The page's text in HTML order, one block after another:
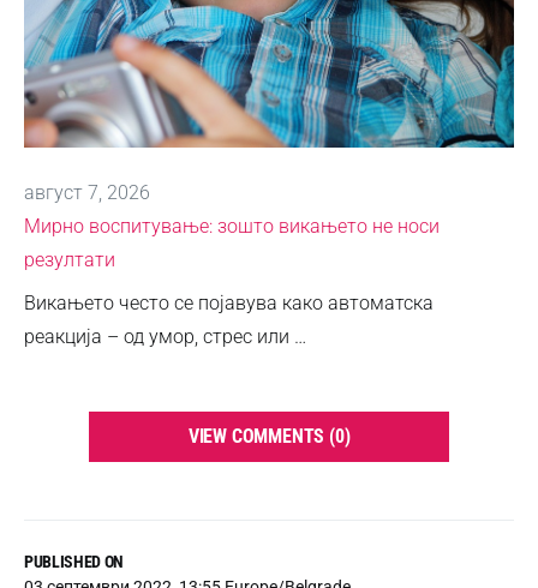
PUBLISHED ON
август 7, 2026
Мирно воспитување: зошто викањето не носи
резултати
Викањето често се појавува како автоматска
реакција – од умор, стрес или …
VIEW COMMENTS (0)